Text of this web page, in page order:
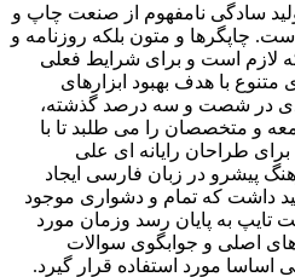
سادگی نامفهوم از صنعت چاپ و
چاپگرها و متون بلکه روزنامه و
لازم است و برای شرایط فعلی
متنوع با هدف بهبود ابزارهای
در شصت و سه درصد گذشته،
و متخصصان را می طلبد تا با
طراحان رایانه ای علی
پیشرو در زبان فارسی ایجاد
داشت که تمام و دشواری موجود
تایپ به پایان رسد وزمان مورد
اصلی و جوابگوی سوالات
اساسا مورد استفاده قرار گیرد.